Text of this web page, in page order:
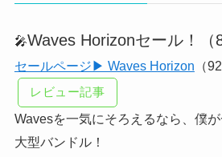
🎤Waves Horizonセール！（
セールページ▶ Waves Horizon （
レビュー記事
Wavesを一気にそろえるなら、僕
大型バンドル！